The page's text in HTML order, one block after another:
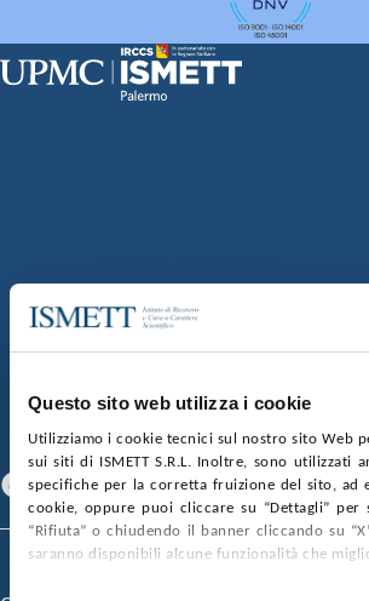
Questo sito web utilizza i cookie
Utilizziamo i cookie tecnici sul nostro sito Web
sui siti di ISMETT S.R.L. Inoltre, sono
specifiche per la corretta fruizione del sito, ad
cookie, oppure puoi cliccare su “Dettagli” per
“Rifiuta” o chiudendo il banner cliccando su
saranno disponibili alcune funzionalità che
SOCIETÀ TRASPARENTE
GARE E CONTRATTIPRIVACY
CONTATTI
SEGUICI SU
Facebook Linkedin Youtube
© 2026 ISMETT (Istituto Mediterraneo per i